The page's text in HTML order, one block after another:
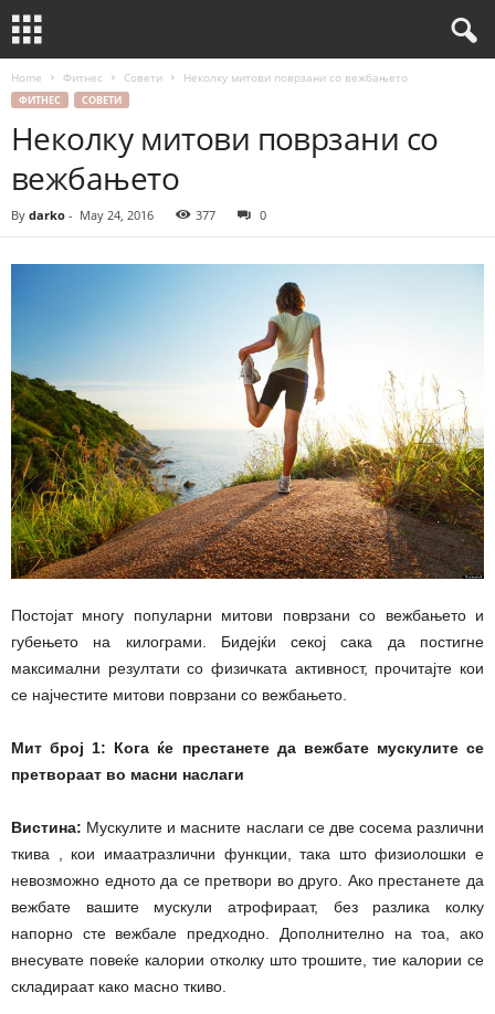
Home Фитнес Совети Неколку митови поврзани со вежбањето
ФИТНЕС СОВЕТИ
Неколку митови поврзани со
вежбањето
By darko - May 24, 2016 377 0
Постојат многу популарни митови поврзани со вежбањето и
губењето на килограми. Бидејќи секој сака да постигне
максимални резултати со физичката активност, прочитајте кои
се најчестите митови поврзани со вежбањето.
Мит број 1: Кога ќе престанете да вежбате мускулите се
претвораат во масни наслаги
Вистина: Мускулите и масните наслаги се две сосема различни
ткива , кои имаатразлични функции, така што физиолошки е
невозможно едното да се претвори во друго. Ако престанете да
вежбате вашите мускули атрофираат, без разлика колку
напорно сте вежбале предходно. Дополнително на тоа, ако
внесувате повеќе калории отколку што трошите, тие калории се
складираат како масно ткиво.